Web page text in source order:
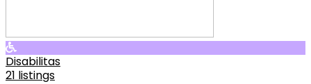
Disabilitas
21 listings